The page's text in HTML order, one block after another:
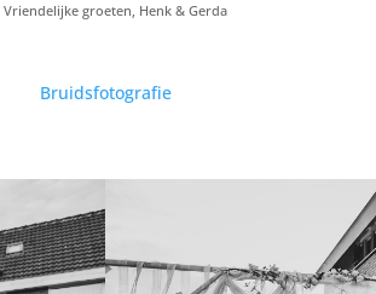
Vriendelijke groeten, Henk & Gerda
Bruidsfotografie